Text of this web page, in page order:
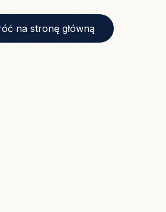
na stronę główną